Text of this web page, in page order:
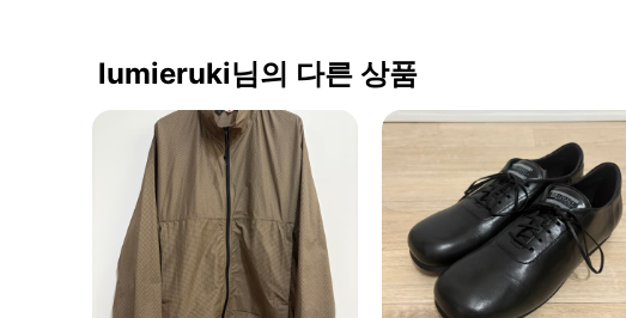
lumieruki님의 다른 상품